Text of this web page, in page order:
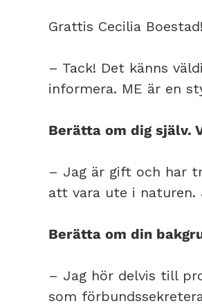
Grattis Cecilia
– Tack! Det känns
informera. ME är en
Berätta om dig själv.
– Jag är gift och har
att vara ute i naturen.
Berätta om din
– Jag hör delvis till
som